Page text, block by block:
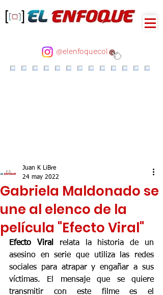
@elenfoquecol
Gabriela Maldonado se
une al elenco de la
película "Efecto Viral"
Juan K LiBre
24 may 2022
Efecto Viral
relata la historia de un
asesino en serie que utiliza las redes
sociales para atrapar y engañar a sus
víctimas. El mensaje que se quiere
transmitir con este filme es el